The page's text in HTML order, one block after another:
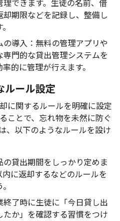
できます。生徒の名前、借
却期限などを記録し、整備し
導入：無料の管理アプリや
専門的な貸出管理システムを
的に管理が行えます。
ルール設定
に関するルールを明確に設定
ことで、忘れ物を未然に防ぐ
、以下のようなルールを設け
貸出期間をしっかり定めま
に返却するなどのルールを
了時に生徒に「今日貸し出
たか」を確認する習慣をつけ